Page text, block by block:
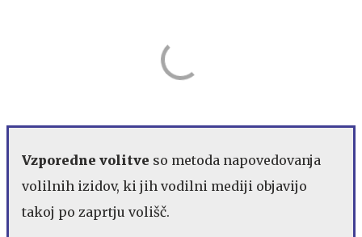
Vzporedne volitve so metoda napovedovanja
volilnih izidov, ki jih vodilni mediji objavijo
takoj po zaprtju volišč.